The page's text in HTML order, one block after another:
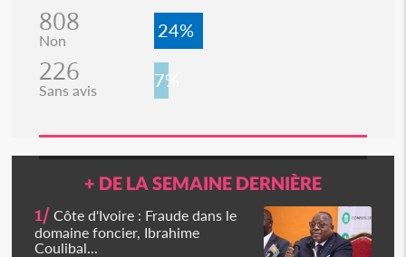
808
Non 24%
226
Sans avis 7%
+ DE LA SEMAINE DERNIÈRE
1/ Côte d'Ivoire : Fraude dans le
domaine foncier, Ibrahime
Coulibal...